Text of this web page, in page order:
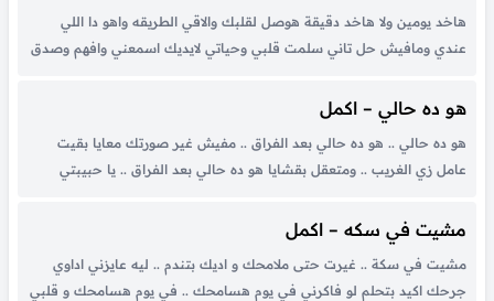
هاخد يومين ولا هاخد دقيقة هوصل لقلبك والاقي الطريقه واهو دا اللي
عندي ومافيش حل تاني سلمت قلبي وحياتي لايديك اسمعني وافهم وصدق
وبحلم بعينك وبيك يوم ولا ميه...
هو ده حالي – اكمل
هو ده حالي .. هو ده حالي بعد الفراق .. مفيش غير صورتك معايا بقيت
عامل زي الغريب .. ومتعقل بقشايا هو ده حالي بعد الفراق .. يا حبيبتي
مشيت في سكه – اكمل
مشيت في سكة .. غيرت حتى ملامحك و اديك بتندم .. ليه عايزني اداوي
جرحك اكيد بتحلم لو فاكرني في يوم هسامحك .. في يوم هسامحك و قلبي